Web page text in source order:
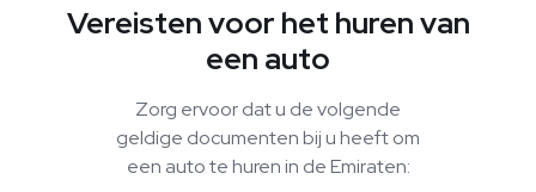
Vereisten voor het huren van
een auto
Zorg ervoor dat u de volgende
geldige documenten bij u heeft om
een ​​auto te huren in de Emiraten: